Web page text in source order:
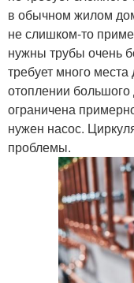
в обычном жилом
не слишком-то
нужны трубы очень
требует много
отоплении
ограничена
нужен насос.
проблемы.